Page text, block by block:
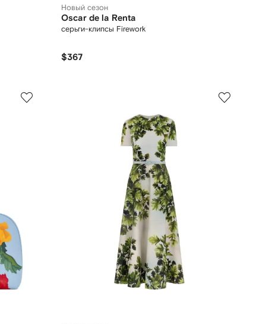
Новый сезон
Oscar de la Renta
серьги-клипсы Firework
$367